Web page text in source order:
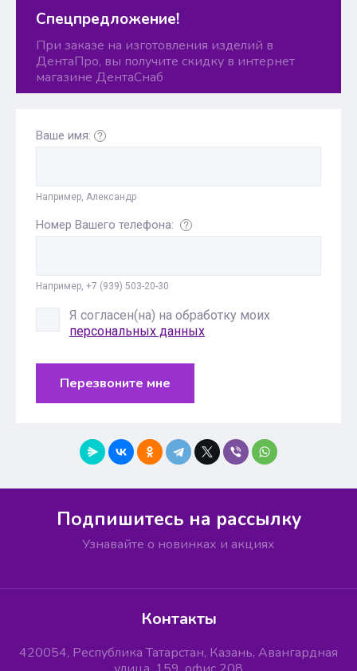
Спецпредложение!
При заказе на изготовления изделий в
ДентаПро, вы получите скидку в интернет
магазине ДентаСнаб
Ваше имя:
Например, Александр
Номер Вашего телефона:
Например, +7 (939) 503-20-30
Я согласен(на) на обработку моих
персональных данных
Перезвоните мне
Подпишитесь на рассылку
Узнавайте о новинках и акциях
Контакты
420054, Республика Татарстан, Казань, Авангардная